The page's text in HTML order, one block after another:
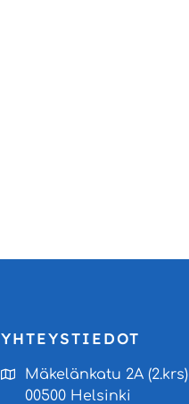
YHTEYSTIEDOT
Mäkelänkatu 2A (2.krs)
00500 Helsinki